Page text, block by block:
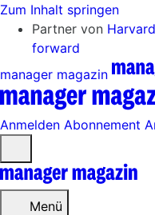
Zum Inhalt springen
Partner von
forward
manager magazin
Anmelden Abonnement
öffnen
Menü